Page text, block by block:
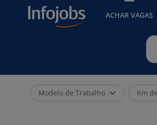
ACHAR VAGAS
Modelo de Trabalho Km